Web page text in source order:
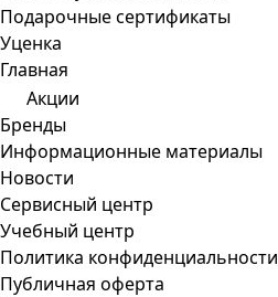
Подарочные сертификаты
Уценка
Главная
Акции
Бренды
Информационные материалы
Новости
Сервисный центр
Учебный центр
Политика конфиденциальности
Публичная оферта